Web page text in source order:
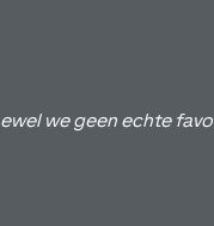
we geen echte